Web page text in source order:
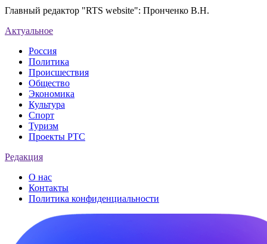
Главный редактор "RTS website": Пронченко В.Н.
Актуальное
Россия
Политика
Происшествия
Общество
Экономика
Культура
Спорт
Туризм
Проекты РТС
Редакция
О нас
Контакты
Политика конфиденциальности